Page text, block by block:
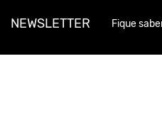
NEWSLETTER Fique